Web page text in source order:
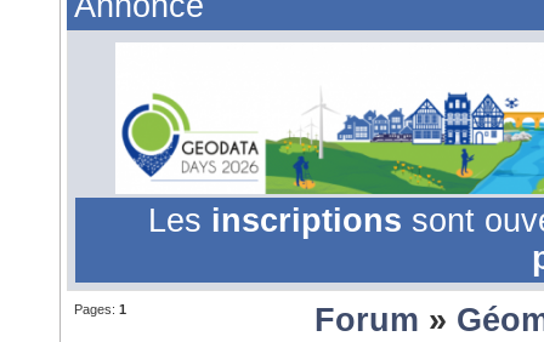
Les inscriptions sont
Pages: 1 Forum »